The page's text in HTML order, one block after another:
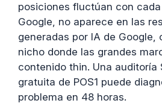
posiciones fluctúan con
Google, no aparece en las
generadas por IA de Google,
nicho donde las grandes
contenido thin. Una auditoría
gratuita de POS1 puede
problema en 48 horas.